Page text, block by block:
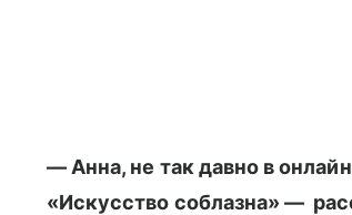
— Анна, не так давно в
«Искусство соблазна» —